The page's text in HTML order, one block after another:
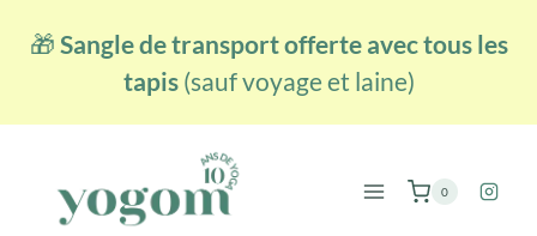
🎁 Sangle de transport offerte avec tous les
tapis (sauf voyage et laine)
0